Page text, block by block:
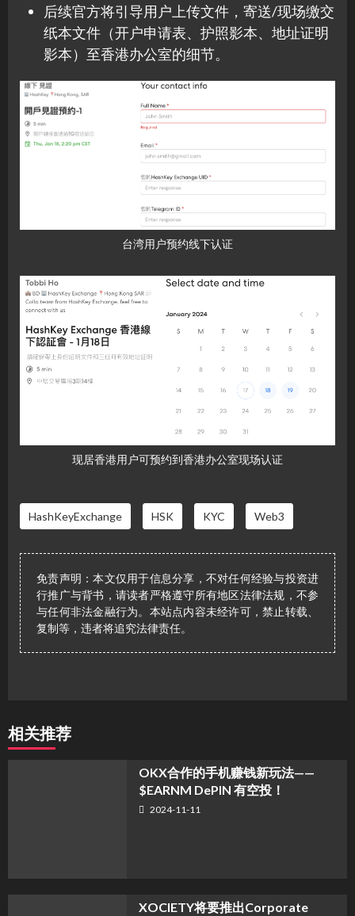
后续官方将引导用户上传文件，寄送/现场缴交
纸本文件（开户申请表、护照影本、地址证明
影本）至香港办公室的细节。
台湾用户预约线下认证
现居香港用户可预约到香港办公室现场认证
HashKeyExchange HSK KYC Web3
免责声明：本文仅用于信息分享，不对任何经验与投资进
行推广与背书，请读者严格遵守所有地区法律法规，不参
与任何非法金融行为。本站点内容未经许可，禁止转载、
复制等，违者将追究法律责任。
相关推荐
OKX合作的手机赚钱新玩法——
$EARNM DePIN 有空投！
2024-11-11
XOCIETY将要推出Corporate